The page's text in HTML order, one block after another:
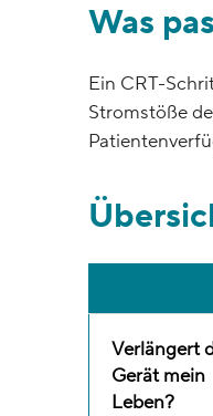
Was
Ein CRT-
Stromstöße
Verlängert
Gerät mein
Leben?